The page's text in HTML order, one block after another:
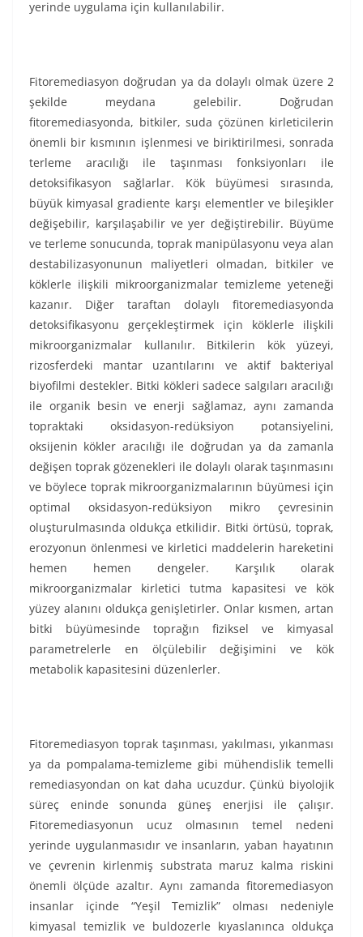
yerinde uygulama için kullanılabilir.
Fitoremediasyon doğrudan ya da dolaylı olmak üzere 2
şekilde meydana gelebilir. Doğrudan
fitoremediasyonda, bitkiler, suda çözünen kirleticilerin
önemli bir kısmının işlenmesi ve biriktirilmesi, sonrada
terleme aracılığı ile taşınması fonksiyonları ile
detoksifikasyon sağlarlar. Kök büyümesi sırasında,
büyük kimyasal gradiente karşı elementler ve bileşikler
değişebilir, karşılaşabilir ve yer değiştirebilir. Büyüme
ve terleme sonucunda, toprak manipülasyonu veya alan
destabilizasyonunun maliyetleri olmadan, bitkiler ve
köklerle ilişkili mikroorganizmalar temizleme yeteneği
kazanır. Diğer taraftan dolaylı fitoremediasyonda
detoksifikasyonu gerçekleştirmek için köklerle ilişkili
mikroorganizmalar kullanılır. Bitkilerin kök yüzeyi,
rizosferdeki mantar uzantılarını ve aktif bakteriyal
biyofilmi destekler. Bitki kökleri sadece salgıları aracılığı
ile organik besin ve enerji sağlamaz, aynı zamanda
topraktaki oksidasyon-redüksiyon potansiyelini,
oksijenin kökler aracılığı ile doğrudan ya da zamanla
değişen toprak gözenekleri ile dolaylı olarak taşınmasını
ve böylece toprak mikroorganizmalarının büyümesi için
optimal oksidasyon-redüksiyon mikro çevresinin
oluşturulmasında oldukça etkilidir. Bitki örtüsü, toprak,
erozyonun önlenmesi ve kirletici maddelerin hareketini
hemen hemen dengeler. Karşılık olarak
mikroorganizmalar kirletici tutma kapasitesi ve kök
yüzey alanını oldukça genişletirler. Onlar kısmen, artan
bitki büyümesinde toprağın fiziksel ve kimyasal
parametrelerle en ölçülebilir değişimini ve kök
metabolik kapasitesini düzenlerler.
Fitoremediasyon toprak taşınması, yakılması, yıkanması
ya da pompalama-temizleme gibi mühendislik temelli
remediasyondan on kat daha ucuzdur. Çünkü biyolojik
süreç eninde sonunda güneş enerjisi ile çalışır.
Fitoremediasyonun ucuz olmasının temel nedeni
yerinde uygulanmasıdır ve insanların, yaban hayatının
ve çevrenin kirlenmiş substrata maruz kalma riskini
önemli ölçüde azaltır. Aynı zamanda fitoremediasyon
insanlar içinde “Yeşil Temizlik” olması nedeniyle
kimyasal temizlik ve buldozerle kıyaslanınca oldukça